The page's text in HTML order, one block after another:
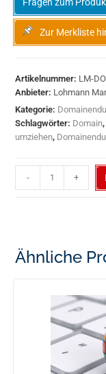
Fragen zum
Zur Merkliste
Artikelnummer: LM-
Anbieter: Lohmann
Kategorie:
Schlagwörter: Domain,
umziehen,
- +
Ähnliche